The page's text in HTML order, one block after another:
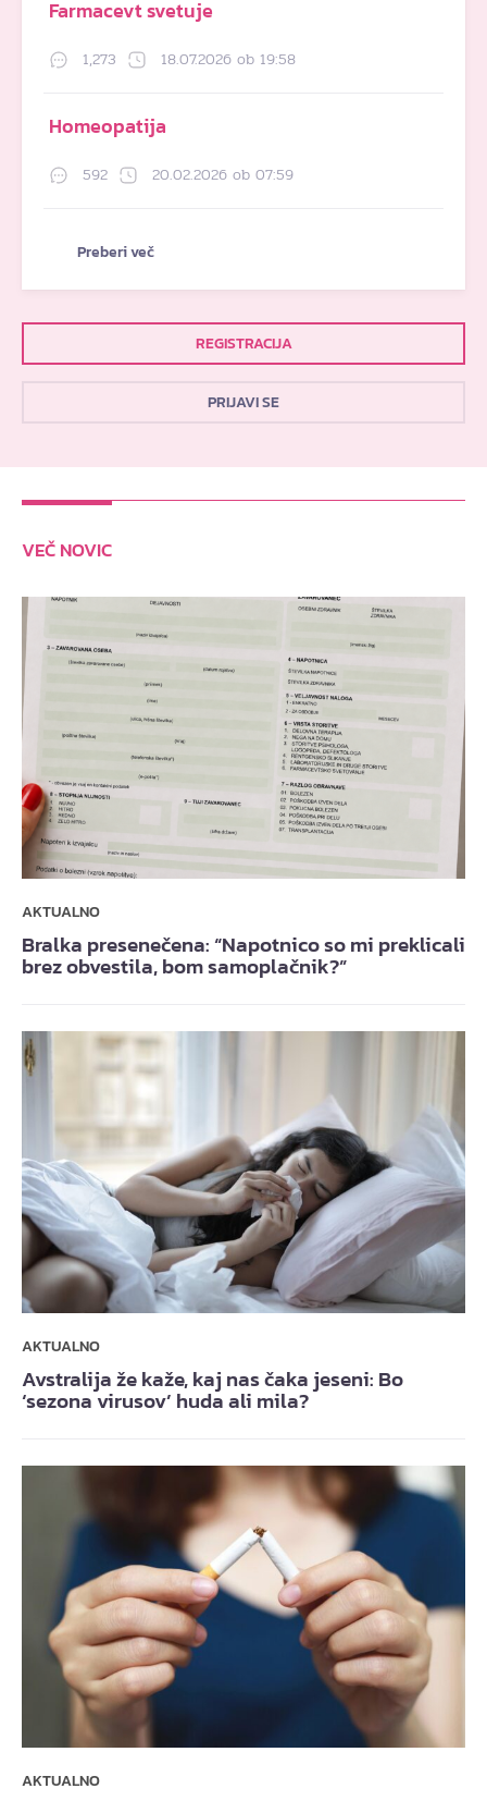
Farmacevt svetuje
1,273 18.07.2026 ob 19:58
Homeopatija
592 20.02.2026 ob 07:59
Preberi več
REGISTRACIJA
PRIJAVI SE
VEČ NOVIC
AKTUALNO
Bralka presenečena: “Napotnico so mi preklicali
brez obvestila, bom samoplačnik?”
AKTUALNO
Avstralija že kaže, kaj nas čaka jeseni: Bo
‘sezona virusov’ huda ali mila?
AKTUALNO